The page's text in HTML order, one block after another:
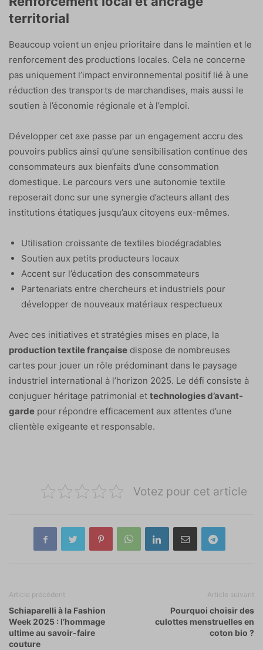
territorial
Beaucoup voient un enjeu prioritaire dans le maintien et le
renforcement des productions locales. Cela ne concerne
pas uniquement l’impact environnemental positif lié à une
réduction des transports de marchandises, mais aussi le
soutien à l’économie régionale et à l’emploi.
Développer cet axe passe par un engagement accru des
pouvoirs publics ainsi qu’une sensibilisation continue des
consommateurs aux bienfaits d’une consommation
domestique. Le parcours vers une autonomie textile
reposerait donc sur une synergie d’acteurs allant des
institutions étatiques jusqu’aux citoyens eux-mêmes.
Utilisation croissante de textiles biodégradables
Soutien aux petits producteurs locaux
Accent sur l’éducation des consommateurs
Partenariats entre chercheurs et industriels pour
développer de nouveaux matériaux respectueux
Avec ces initiatives et stratégies mises en place, la
production textile française dispose de nombreuses
cartes pour jouer un rôle prédominant dans le paysage
industriel international à l’horizon 2025. Le défi consiste à
conjuguer héritage patrimonial et technologies d’avant-
garde pour répondre efficacement aux attentes d’une
clientèle exigeante et responsable.
Votez pour cet article
Article précédent
Schiaparelli à la Fashion
Week 2025 : l’hommage
ultime au savoir-faire
couture
Article suivant
Pourquoi choisir des
culottes menstruelles en
coton bio ?